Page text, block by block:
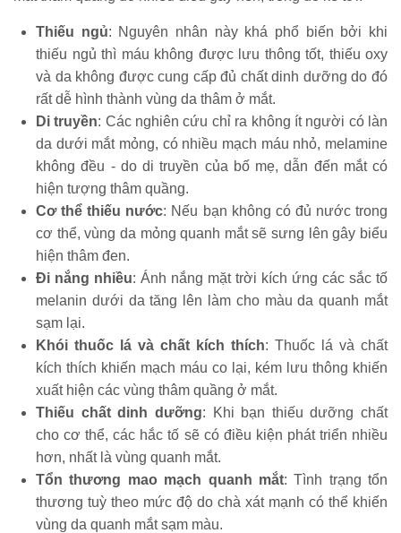
Thiếu ngủ: Nguyên nhân này khá phổ biến bởi khi
thiếu ngủ thì máu không được lưu thông tốt, thiếu oxy
và da không được cung cấp đủ chất dinh dưỡng do đó
rất dễ hình thành vùng da thâm ở mắt.
Di truyền: Các nghiên cứu chỉ ra không ít người có làn
da dưới mắt mỏng, có nhiều mạch máu nhỏ, melamine
không đều - do di truyền của bố mẹ, dẫn đến mắt có
hiện tượng thâm quầng.
Cơ thể thiếu nước: Nếu bạn không có đủ nước trong
cơ thể, vùng da mỏng quanh mắt sẽ sưng lên gây biểu
hiện thâm đen.
Đi nắng nhiều: Ánh nắng mặt trời kích ứng các sắc tố
melanin dưới da tăng lên làm cho màu da quanh mắt
sạm lại.
Khói thuốc lá và chất kích thích: Thuốc lá và chất
kích thích khiến mạch máu co lại, kém lưu thông khiến
xuất hiện các vùng thâm quầng ở mắt.
Thiếu chất dinh dưỡng: Khi bạn thiếu dưỡng chất
cho cơ thể, các hắc tố sẽ có điều kiện phát triển nhiều
hơn, nhất là vùng quanh mắt.
Tổn thương mao mạch quanh mắt: Tình trạng tổn
thương tuỳ theo mức độ do chà xát mạnh có thể khiến
vùng da quanh mắt sạm màu.